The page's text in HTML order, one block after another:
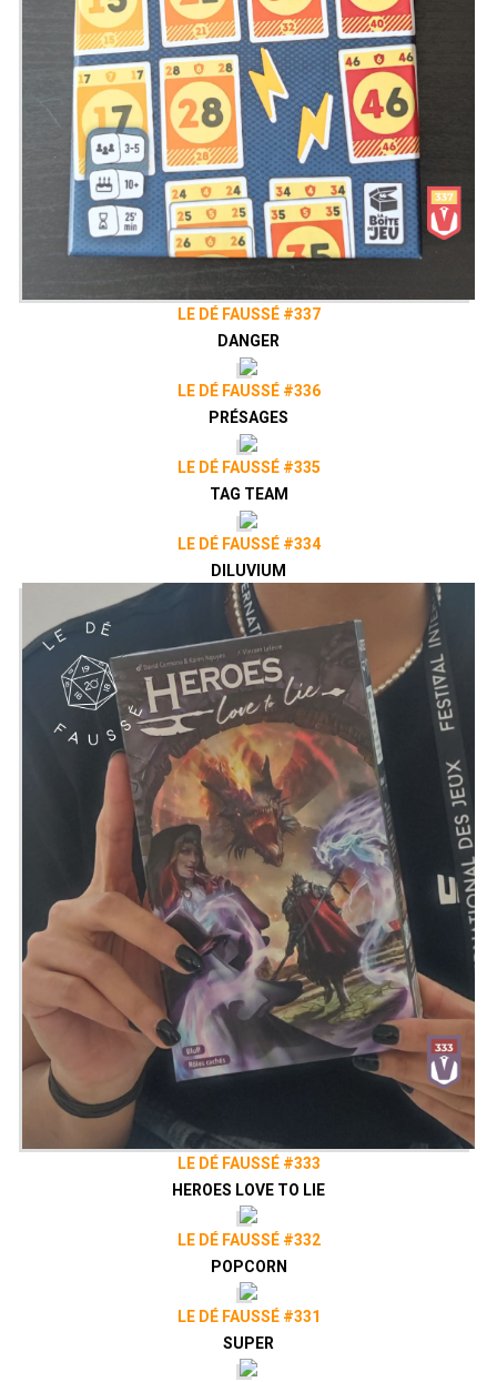
LE DÉ FAUSSÉ #337
DANGER
LE DÉ FAUSSÉ #336
PRÉSAGES
LE DÉ FAUSSÉ #335
TAG TEAM
LE DÉ FAUSSÉ #334
DILUVIUM
LE DÉ FAUSSÉ #333
HEROES LOVE TO LIE
LE DÉ FAUSSÉ #332
POPCORN
LE DÉ FAUSSÉ #331
SUPER